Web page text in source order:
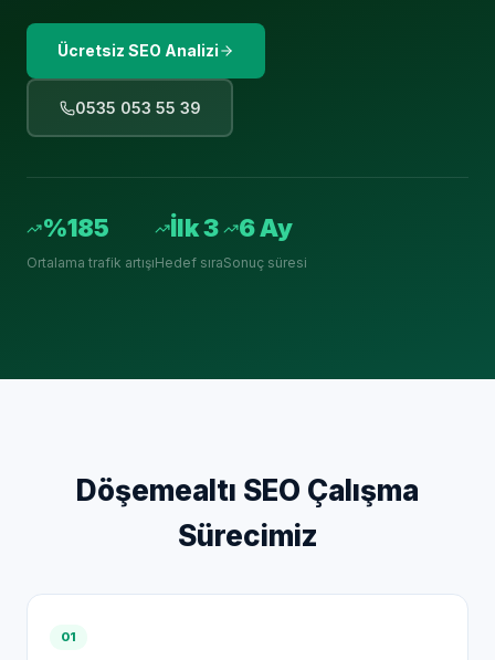
Ücretsiz SEO Analizi
0535 053 55 39
%185
Ortalama trafik artışı
İlk 3
Hedef sıra
6 Ay
Sonuç süresi
Döşemealtı SEO Çalışma
Sürecimiz
01